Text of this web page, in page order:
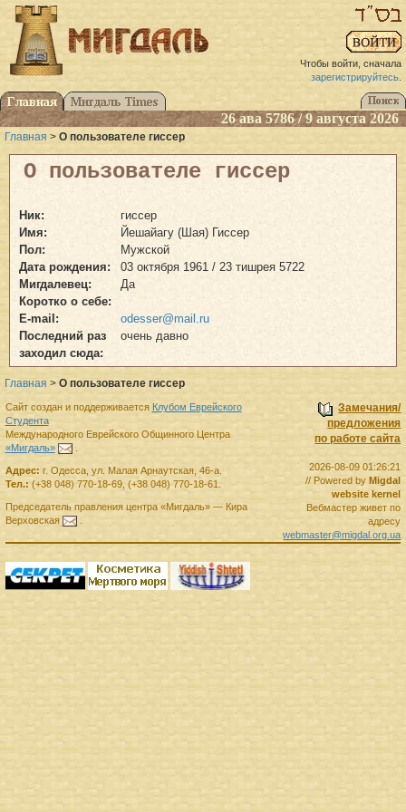
Чтобы войти, сначала
зарегистрируйтесь.
26 ава 5786 / 9 августа 2026
Главная > О пользователе гиссер
О пользователе гиссер
Ник:
гиссер
Имя:
Йешайагу (Шая) Гиссер
Пол:
Мужской
Дата рождения:
03 октября 1961 / 23 тишрея 5722
Мигдалевец:
Да
Коротко о себе:
E-mail:
odesser@mail.ru
Последний раз
заходил сюда:
очень давно
Главная > О пользователе гиссер
Замечания/
предложения
по работе сайта
2026-08-09 01:26:21
// Powered byMigdal
website kernel
Вебмастер живет по
адресу
webmaster@migdal.org.ua
Сайт создан и поддерживается Клубом Еврейского
Студента
Международного Еврейского Общинного Центра
«Мигдаль»
.
Адрес: г. Одесса, ул. Малая Арнаутская, 46-а.
Тел.: (+38 048) 770-18-69, (+38 048) 770-18-61
Председатель правленияцентра «Мигдаль»— Кира
Верховская
.